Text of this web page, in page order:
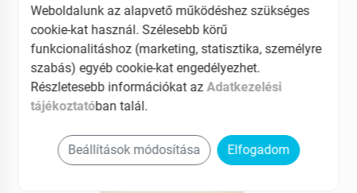
Weboldalunk az alapvető működéshez szükséges
cookie-kat használ. Szélesebb körű
funkcionalitáshoz (marketing, statisztika, személyre
szabás) egyéb cookie-kat engedélyezhet.
Részletesebb információkat azAdatkezelési
tájékoztatóban talál.
Beállítások módosítása Elfogadom